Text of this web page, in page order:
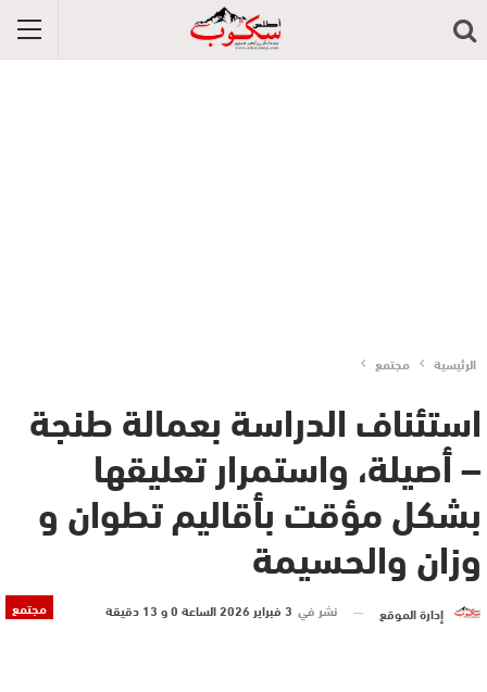
الرئيسية مجتمع
استئناف الدراسة بعمالة طنجة
– أصيلة، واستمرار تعليقها
بشكل مؤقت بأقاليم تطوان و
وزان والحسيمة
مجتمع إدارة الموقع نشر في 3 فبراير 2026 الساعة 0 و 13 دقيقة